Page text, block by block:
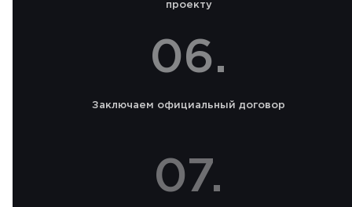
проекту
Заключаем официальный договор
06.
07.